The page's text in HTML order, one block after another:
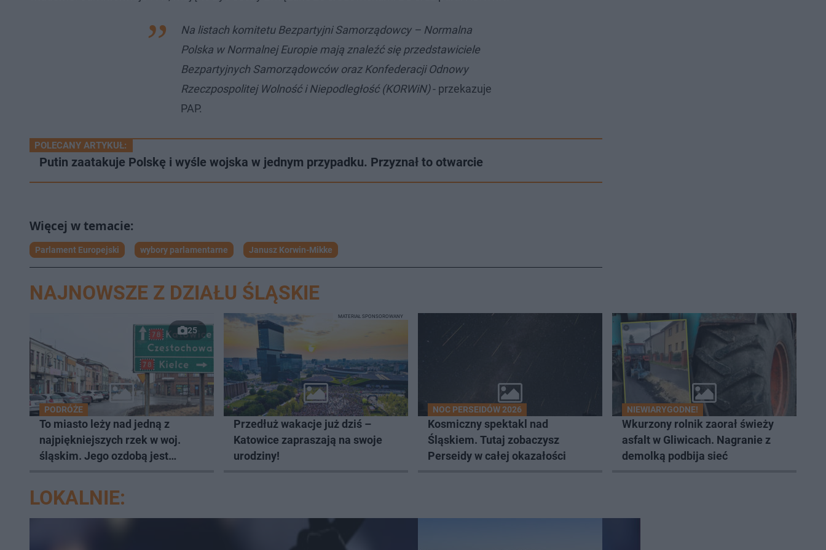
Na listach komitetu Bezpartyjni Samorządowcy – Normalna
Polska w Normalnej Europie mają znaleźć się przedstawiciele
Bezpartyjnych Samorządowców oraz Konfederacji Odnowy
Rzeczpospolitej Wolność i Niepodległość (KORWiN)- przekazuje
PAP.
POLECANY ARTYKUŁ:
Putin zaatakuje Polskę i wyśle wojska w jednym przypadku. Przyznał to otwarcie
Parlament Europejski wybory parlamentarne Janusz Korwin-Mikke
NAJNOWSZE Z DZIAŁU ŚLĄSKIE
25
PODRÓŻE
To miasto leży nad jedną z
najpiękniejszych rzek w woj.
śląskim. Jego ozdobą jest
Przedłuż wakacje już dziś –
Katowice zapraszają na swoje
urodziny!
MATERIAŁ SPONSOROWANY
NOC PERSEIDÓW 2026
Kosmiczny spektakl nad
Śląskiem. Tutaj zobaczysz
Perseidy w całej okazałości
NIEWIARYGODNE!
Wkurzony rolnik zaorał świeży
asfalt w Gliwicach. Nagranie z
demolką podbija sieć
LOKALNIE: